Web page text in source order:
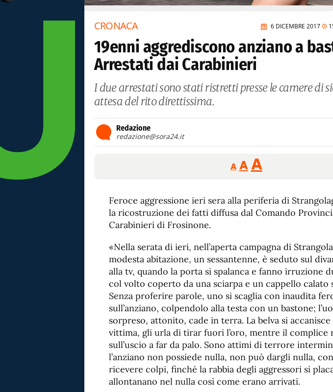
6 DICEMBRE 2017
CRONACA
19enni aggrediscono anziano a
Arrestati dai Carabinieri
I due arrestati sono stati ristretti presse le camere di
attesa del rito direttissima.
Redazione
redazione@sora24.it
A
Reducir
tamaño
A Restablecer
tamaño
de
fuente
AAumentar
de
Feroce aggressione ieri sera alla periferia di
la ricostruzione dei fatti diffusa dal Comando
Carabinieri di Frosinone.
«Nella serata di ieri, nell’aperta campagna di
modesta abitazione, un sessantenne, è seduto sul
alla tv, quando la porta si spalanca e fanno irruzione
col volto coperto da una sciarpa e un cappello calato
Senza proferire parole, uno si scaglia con inaudita
sull’anziano, colpendolo alla testa con un bastone;
sorpreso, attonito, cade in terra. La belva si accanisce
vittima, gli urla di tirar fuori l’oro, mentre il complice
sull’uscio a far da palo. Sono attimi di terrore
l’anziano non possiede nulla, non può dargli nulla,
ricevere colpi, finché la rabbia degli aggressori si
allontanano nel nulla così come erano arrivati.